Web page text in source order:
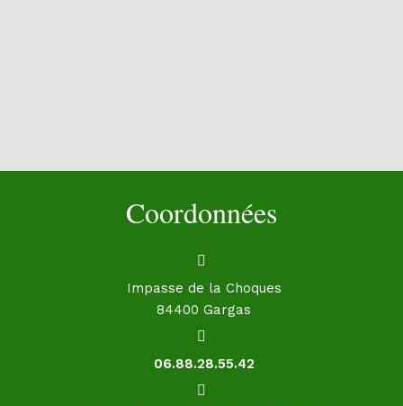
Coordonnées
Impasse de la Choques
84400 Gargas
06.88.28.55.42